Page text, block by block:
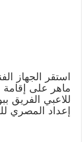
استقر الجهاز
ماهر على إقامة
للاعبي الفريق
إعداد المصري